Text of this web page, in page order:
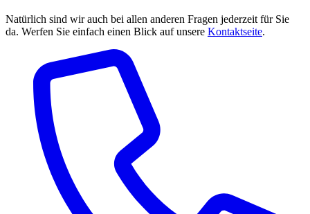
Natürlich sind wir auch bei allen anderen Fragen jederzeit für Sie
da. Werfen Sie einfach einen Blick auf unsere Kontaktseite.